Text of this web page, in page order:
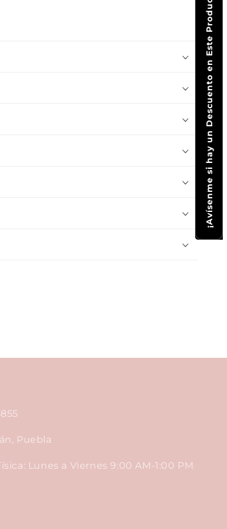
Puebla
Lunes a Viernes 9:00 AM-1:00 PM
¡Avísenme si hay un Descuento en Este Producto!